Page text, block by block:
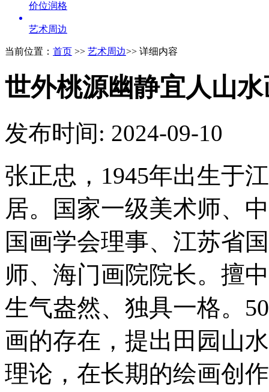
价位润格
艺术周边
当前位置： 首页 >> 艺术周边>> 详细内容
世外桃源幽静宜人山水
发布时间: 2024-09-10
张正忠，1945年出生于
居。国家一级美术师、
国画学会理事、江苏省
师、海门画院院长。擅
生气盎然、独具一格。
画的存在，提出田园山
理论，在长期的绘画创